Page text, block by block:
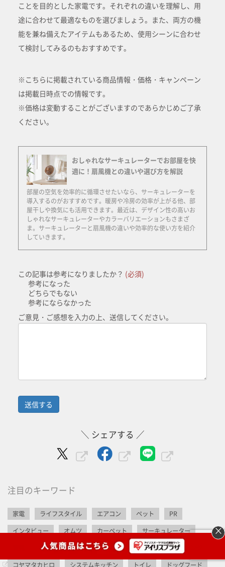
ことを目的とした家電です。それぞれの違いを理解し、用
途に合わせて最適なものを選びましょう。また、両方の機
能を兼ね備えたアイテムもあるため、使用シーンに合わせ
て検討してみるのもおすすめです。
※こちらに掲載されている商品情報・価格・キャンペーン
は掲載日時点での情報です。
※価格は変動することがございますのであらかじめご了承
ください。
おしゃれなサーキュレーターでお部屋を快
適に！扇風機との違いや選び方を解説
部屋の空気を効率的に循環させたいなら、サーキュレーターを
導入するのがおすすめです。暖房や冷房の効率が上がる他、部
屋干しや換気にも活用できます。最近は、デザイン性の高いお
しゃれなサーキュレーターやカラーバリエーションもさまざ
ま。サーキュレーターと扇風機の違いや効率的な使い方を紹介
していきます。
この記事は参考になりましたか？ (必須)
参考になった
どちらでもない
参考にならなかった
ご意見・ご感想を入力の上、送信してください。
＼ シェアする ／
×
注目のキーワード
家電 ライフスタイル エアコン ペット
PR
インタビュー
オムツ カーペット
サーキュレーター
省エネ 食洗機 選び方 猫
オーブンレンジ
コヤマタカヒロ
システムキッチン トイレ ドッグフード